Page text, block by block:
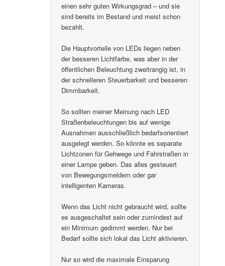
einen sehr guten Wirkungsgrad – und sie
sind bereits im Bestand und meist schon
bezahlt.
Die Hauptvorteile von LEDs liegen neben
der besseren Lichtfarbe, was aber in der
öffentlichen Beleuchtung zweitrangig ist, in
der schnelleren Steuerbarkeit und besseren
Dimmbarkeit.
So sollten meiner Meinung nach LED
Straßenbeleuchtungen bis auf wenige
Ausnahmen ausschließlich bedarfsorientiert
ausgelegt werden. So könnte es separate
Lichtzonen für Gehwege und Fahrstraßen in
einer Lampe geben. Das alles gesteuert
von Bewegungsmeldern oder gar
intelligenten Kameras.
Wenn das Licht nicht gebraucht wird, sollte
es ausgeschaltet sein oder zumindest auf
ein Minimum gedimmt werden. Nur bei
Bedarf sollte sich lokal das Licht aktivieren.
Nur so wird die maximale Einsparung